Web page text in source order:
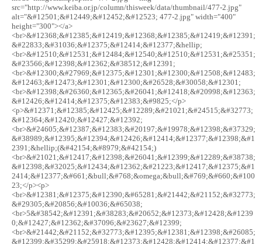
src="http://www.keiba.or.jp/column/thisweek/data/thumbnail/477-2.jpg"
alt="&#12501;&#12449;&#12452;&#12523; 477-2.jpg" width="400"
height="300"></a>
<br>&#12368;&#12385;&#12419;&#12368;&#12385;&#12419;&#12391;
&#22833;&#31036;&#12375;&#12414;&#12377;&hellip;
<br>&#12510;&#12531;&#12484;&#12540;&#12510;&#12531;&#25351;
&#23566;&#12398;&#12362;&#38512;&#12391;
<br>&#12300;&#27969;&#12375;&#12301;&#12300;&#12508;&#12483;
&#12463;&#12473;&#12301;&#12300;&#26528;&#30058;&#12301;
<br>&#12398;&#26360;&#12365;&#26041;&#12418;&#20998;&#12363;
&#12426;&#12414;&#12375;&#12383;&#9825;</p>
<p>&#12371;&#12385;&#12425;&#12289;&#21021;&#24515;&#32773;
&#12364;&#12420;&#12427;&#12392;
<br>&#24605;&#12387;&#12383;&#20197;&#19978;&#12398;&#37329;
&#38989;&#12395;&#12394;&#12426;&#12414;&#12377;&#12398;&#1
2391;&hellip;(&#42154;&#8979;&#42154;)
<br>&#21021;&#12417;&#12398;&#26041;&#12399;&#12289;&#38738;
&#12398;&#32025;&#12434;&#12362;&#21223;&#12417;&#12375;&#1
2414;&#12377;&#661;&bull;&#768;&omega;&bull;&#769;&#660;&#100
23;</p><p>
<br>&#12381;&#12375;&#12390;&#65281;&#21442;&#21152;&#32773;
&#29305;&#20856;&#10036;&#65038;
<br>5&#38542;&#12391;&#38283;&#20652;&#12373;&#12428;&#1239
0;&#12427;&#12362;&#37096;&#23627;&#12399;
<br>&#21442;&#21152;&#32773;&#12395;&#12381;&#12398;&#26085;
&#12399;&#35299;&#25918;&#12373;&#12428;&#12414;&#12377;&#1